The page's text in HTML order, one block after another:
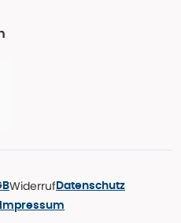
Widerruf Datenschutz
Impressum